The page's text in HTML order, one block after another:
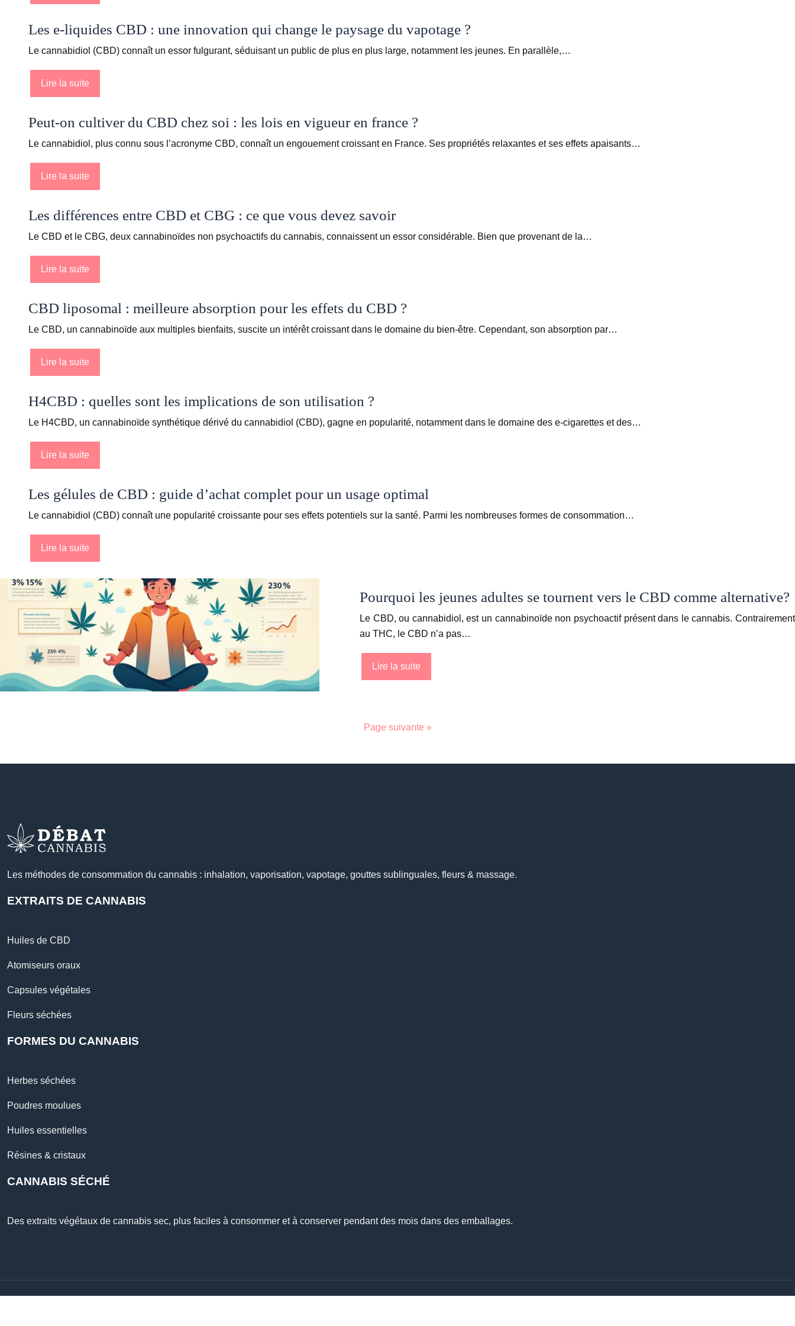
Les e-liquides CBD : une innovation qui change le paysage du vapotage ?
Le cannabidiol (CBD) connaît un essor fulgurant, séduisant un public de plus en plus large, notamment les jeunes. En parallèle,…
Lire la suite
Peut-on cultiver du CBD chez soi : les lois en vigueur en france ?
Le cannabidiol, plus connu sous l’acronyme CBD, connaît un engouement croissant en France. Ses propriétés relaxantes et ses effets apaisants…
Lire la suite
Les différences entre CBD et CBG : ce que vous devez savoir
Le CBD et le CBG, deux cannabinoïdes non psychoactifs du cannabis, connaissent un essor considérable. Bien que provenant de la…
Lire la suite
CBD liposomal : meilleure absorption pour les effets du CBD ?
Le CBD, un cannabinoïde aux multiples bienfaits, suscite un intérêt croissant dans le domaine du bien-être. Cependant, son absorption par…
Lire la suite
H4CBD : quelles sont les implications de son utilisation ?
Le H4CBD, un cannabinoïde synthétique dérivé du cannabidiol (CBD), gagne en popularité, notamment dans le domaine des e-cigarettes et des…
Lire la suite
Les gélules de CBD : guide d’achat complet pour un usage optimal
Le cannabidiol (CBD) connaît une popularité croissante pour ses effets potentiels sur la santé. Parmi les nombreuses formes de consommation…
Lire la suite
Pourquoi les jeunes adultes se tournent vers le CBD comme alternative?
Le CBD, ou cannabidiol, est un cannabinoïde non psychoactif présent dans le cannabis. Contrairement
au THC, le CBD n’a pas…
Lire la suite
Page suivante »
Les méthodes de consommation du cannabis : inhalation, vaporisation, vapotage, gouttes sublinguales, fleurs & massage.
EXTRAITS DE CANNABIS
Huiles de CBD
Atomiseurs oraux
Capsules végétales
Fleurs séchées
FORMES DU CANNABIS
Herbes séchées
Poudres moulues
Huiles essentielles
Résines & cristaux
CANNABIS SÉCHÉ
Des extraits végétaux de cannabis sec, plus faciles à consommer et à conserver pendant des mois dans des emballages.